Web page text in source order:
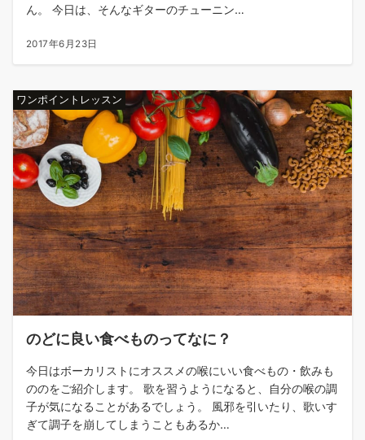
ん。 今日は、そんなギターのチューニン…
2017年6月23日
ワンポイントレッスン
のどに良い食べものってなに？
今日はボーカリストにオススメの喉にいい食べもの・飲みも
ののをご紹介します。 歌を習うようになると、自分の喉の調
子が気になることがあるでしょう。 風邪を引いたり、歌いす
ぎて調子を崩してしまうこともあるか…